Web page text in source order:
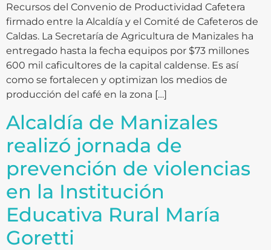
Recursos del Convenio de Productividad Cafetera
firmado entre la Alcaldía y el Comité de Cafeteros de
Caldas. La Secretaría de Agricultura de Manizales ha
entregado hasta la fecha equipos por $73 millones
600 mil caficultores de la capital caldense. Es así
como se fortalecen y optimizan los medios de
producción del café en la zona […]
Alcaldía de Manizales
realizó jornada de
prevención de violencias
en la Institución
Educativa Rural María
Goretti